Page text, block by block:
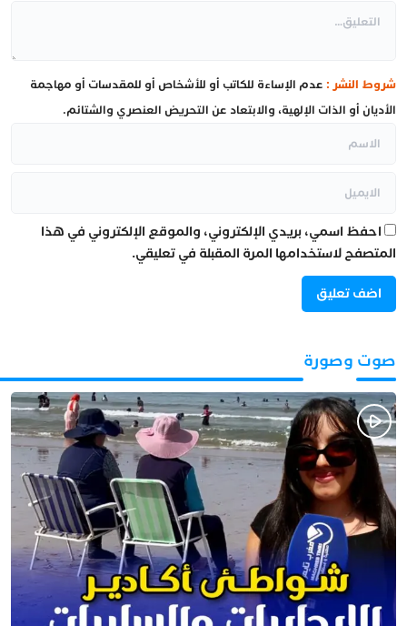
شروط النشر : عدم الإساءة للكاتب أو للأشخاص أو للمقدسات أو مهاجمة
الأديان أو الذات الإلهية، والابتعاد عن التحريض العنصري والشتائم.
احفظ اسمي، بريدي الإلكتروني، والموقع الإلكتروني في هذا
المتصفح لاستخدامها المرة المقبلة في تعليقي.
صوت وصورة